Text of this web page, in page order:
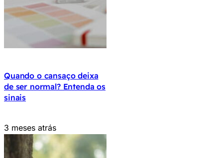
Quando o cansaço deixa
de ser normal? Entenda os
sinais
3 meses atrás